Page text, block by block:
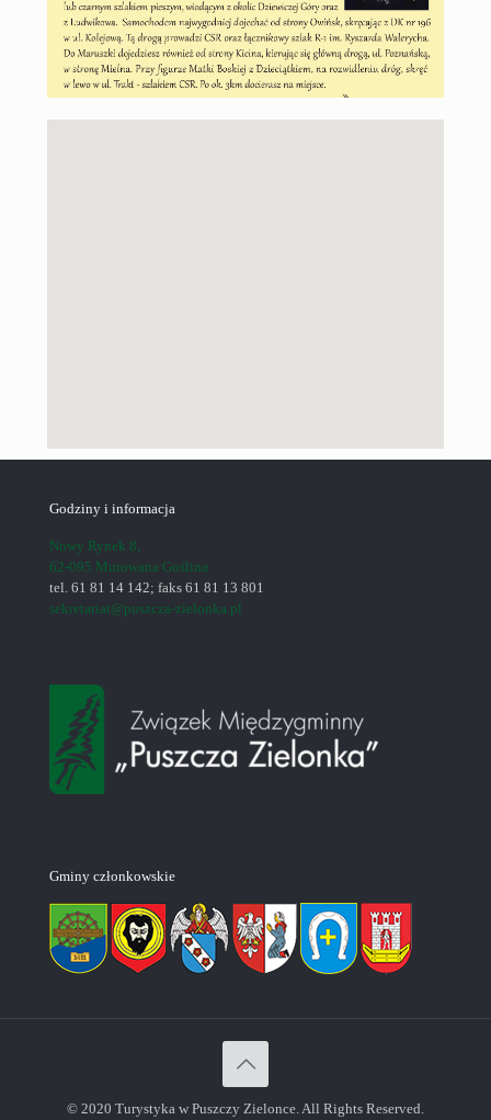
Godziny i informacja
Nowy Rynek 8,
62-095 Murowana Goślina
tel. 61 81 14 142; faks 61 81 13 801
sekretariat@puszcza-zielonka.pl
Gminy członkowskie
© 2020 Turystyka w Puszczy Zielonce. All Rights Reserved.